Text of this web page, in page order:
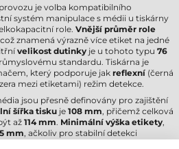
je volba kompatibilního
systém manipulace s médii u tiskárny
role. Vnější průměr role
znamená výrazně více etiket na jedné
velikost dutinky je u tohoto typu 76
standardu. Tiskárna je
který podporuje jak reflexní (černá
mezi etiketami) režim detekce.
jsou přesně definovány pro zajištění
šířka tisku je 108 mm, přičemž celková
až 114 mm. Minimální výška etikety,
5 mm, ačkoliv pro stabilní detekci